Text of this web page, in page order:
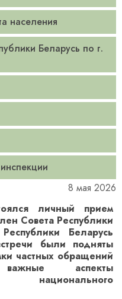
населения
Беларусь по г.
8 мая 2026
личный прием
Совета Республики
Беларусь
были подняты
частных обращений
аспекты
национального